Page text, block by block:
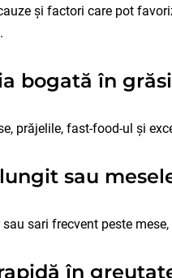
și factori care pot
bogată în
prăjelile, fast-food-ul și
sau
sari frecvent peste
în